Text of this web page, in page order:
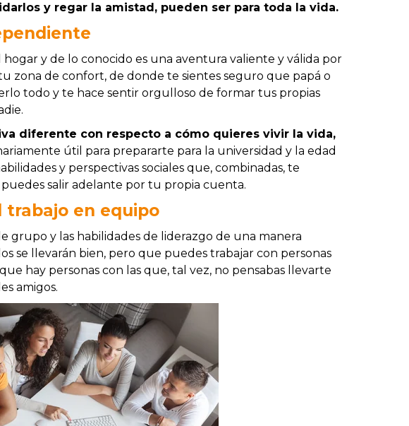
y regar la amistad, pueden ser para toda la vida.
hogar y de lo conocido es una aventura valiente y válida por
zona de confort, de donde te sientes seguro que papá o
todo y te hace sentir orgulloso de formar tus propias
diferente con respecto a cómo quieres vivir la vida,
útil para prepararte para la universidad y la edad
y perspectivas sociales que, combinadas, te
salir adelante por tu propia cuenta.
trabajo en equipo
grupo y las habilidades de liderazgo de una manera
se llevarán bien, pero que puedes trabajar con personas
hay personas con las que, tal vez, no pensabas llevarte
amigos.